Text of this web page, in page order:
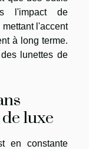
l'impact de
l'accent
à long terme.
lunettes de
luxe
en constante